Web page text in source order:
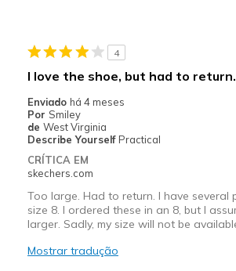
View On Shoes
I'm Into Shoes
4
I love the shoe, but had to return.
Enviado há 4 meses
Por Smiley
de West Virginia
Describe Yourself Practical
CRÍTICA EM
skechers.com
Too large. Had to return. I have several
size 8. I ordered these in an 8, but I
larger. Sadly, my size will not be
Mostrar tradução